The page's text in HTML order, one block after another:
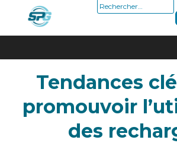
Rechercher :
Tendances
promouvoir
des